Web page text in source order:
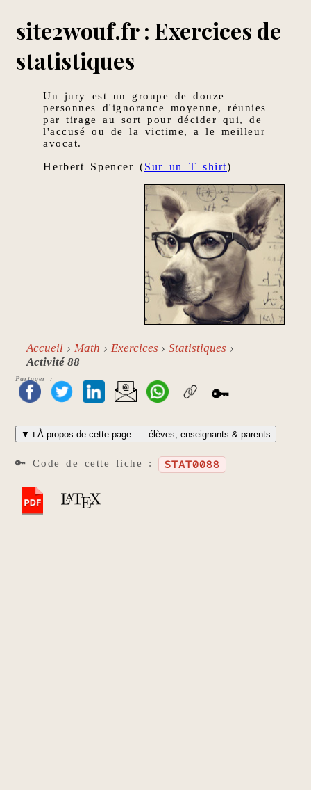
site2wouf.fr : Exercices de
statistiques
Un jury est un groupe de douze
personnes d'ignorance moyenne, réunies
par tirage au sort pour décider qui, de
l'accusé ou de la victime, a le meilleur
avocat.
Herbert Spencer (Sur un T shirt)
Accueil Math Exercices
Statistiques
Activité 88
Partager :
🔑
▼ ℹ️ À propos de cette page — élèves, enseignants & parents
🔑 Code de cette fiche : STAT0088